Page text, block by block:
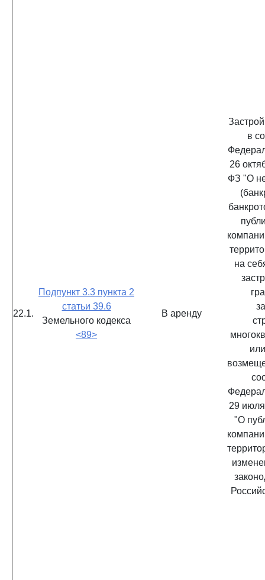
22.1.
Подпункт 3.3 пункта 2
статьи 39.6
Земельного кодекса
<89>
В аренду
в
26
ФЗ "О
на
29
"О